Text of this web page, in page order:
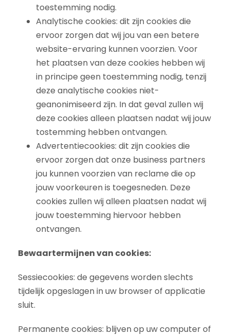
toestemming nodig.
Analytische cookies: dit zijn cookies die
ervoor zorgen dat wij jou van een betere
website-ervaring kunnen voorzien. Voor
het plaatsen van deze cookies hebben wij
in principe geen toestemming nodig, tenzij
deze analytische cookies niet-
geanonimiseerd zijn. In dat geval zullen wij
deze cookies alleen plaatsen nadat wij jouw
tostemming hebben ontvangen.
Advertentiecookies: dit zijn cookies die
ervoor zorgen dat onze business partners
jou kunnen voorzien van reclame die op
jouw voorkeuren is toegesneden. Deze
cookies zullen wij alleen plaatsen nadat wij
jouw toestemming hiervoor hebben
ontvangen.
Bewaartermijnen van cookies:
Sessiecookies: de gegevens worden slechts
tijdelijk opgeslagen in uw browser of applicatie
sluit.
Permanente cookies: blijven op uw computer of